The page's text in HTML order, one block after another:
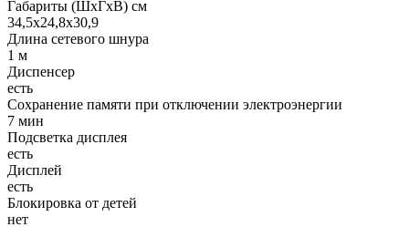
Габариты (ШхГхВ) см
34,5х24,8х30,9
Длина сетевого шнура
1 м
Диспенсер
есть
Сохранение памяти при отключении электроэнергии
7 мин
Подсветка дисплея
есть
Дисплей
есть
Блокировка от детей
нет